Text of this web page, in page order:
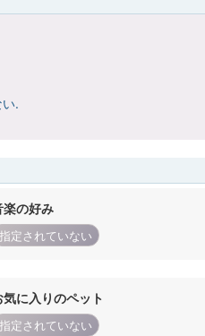
.
楽の好み
指定されていない
気に入りのペット
指定されていない